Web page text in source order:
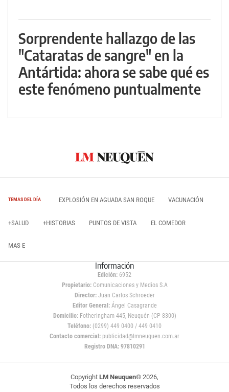
Sorprendente hallazgo de las
"Cataratas de sangre" en la
Antártida: ahora se sabe qué es
este fenómeno puntualmente
TEMAS DEL DÍA EXPLOSIÓN EN AGUADA SAN ROQUE VACUNACIÓN
+SALUD +HISTORIAS PUNTOS DE VISTA EL COMEDOR
MAS E
Información
Edición: 6952
Propietario:Comunicaciones y Medios S.A
Director: Juan Carlos Schroeder
Editor General:Ángel Casagrande
Domicilio:Fotheringham 445, Neuquén (CP 8300)
Teléfono: (0299) 449 0400 / 449 0410
Contacto comercial: publicidad@lmneuquen.com.ar
Registro DNA: 97810291
Copyright LM Neuquen© 2026,
Todos los derechos reservados